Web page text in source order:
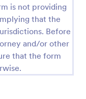
is not providing
that the
Before
and/or other
that the form